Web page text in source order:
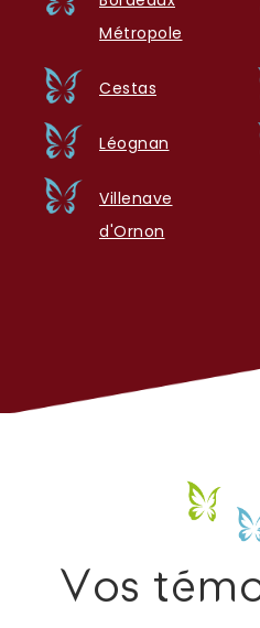
Métropole
Cestas
Léognan
Villenave
d'Ornon
Vos